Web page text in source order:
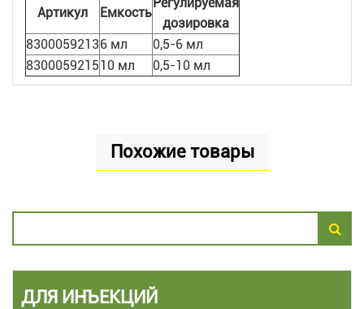
Артикул Емкость
дозировка
83000592136 мл
0,5-6 мл
830005921510 мл 0,5-10 мл
Похожие товары
ДЛЯ ИНЪЕКЦИЙ